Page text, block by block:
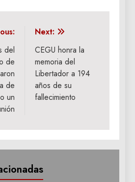
del
de
de
un
Next:
CEGU honra la
memoria del
Libertador a 194
años de su
fallecimiento